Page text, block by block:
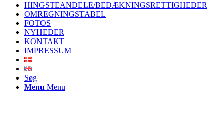
HINGSTEANDELE/BEDÆKNINGSRETTIGHEDER
OMREGNINGSTABEL
FOTOS
NYHEDER
KONTAKT
IMPRESSUM
Søg
Menu Menu